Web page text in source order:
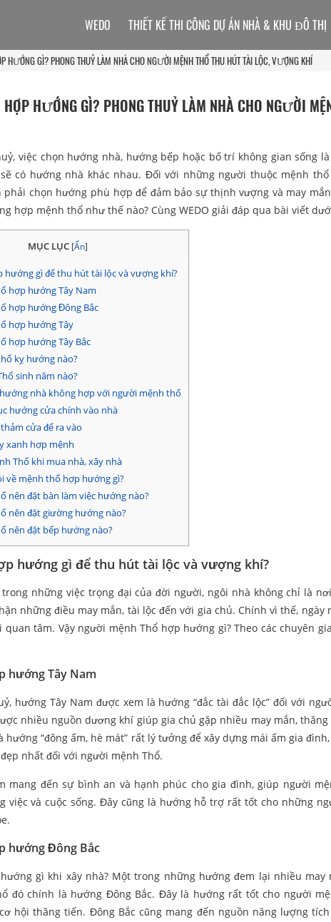
HƯỚNG GÌ? PHONG THUỶ LÀM NHÀ CHO NGƯỜI MỆNH THỔ THU HÚT TÀI LỘC, VƯỢNG KHÍ
HỢP HƯỚNG GÌ? PHONG THUỶ LÀM NHÀ CHO NGƯỜI
việc chọn hướng nhà, hướng bếp hoặc bố trí không gian sống
có hướng nhà khác nhau. Đối với những người thuộc mệnh
phải chọn hướng phù hợp để đảm bảo sự thịnh vượng và may
hợp mệnh thổ như thế nào? Cùng WEDO giải đáp qua bài viết
MỤC LỤC [Ẩn]
hướng gì để thu hút tài lộc và vượng khí?
hợp hướng Tây Nam
hợp hướng Đông Bắc
hợp hướng Tây
hợp hướng Tây Bắc
kỵ hướng nào?
sinh năm nào?
nhà không hợp với người mệnh thổ
hướng cửa chính vào nhà
cửa để ra vào
xanh hợp mệnh
Thổ khi mua nhà, xây nhà
về mệnh thổ hợp hướng gì?
nên đặt bàn làm việc hướng nào?
nên đặt giường hướng nào?
nên đặt bếp hướng nào?
hướng gì để thu hút tài lộc và vượng khí?
trong những việc trọng đại của đời người, ngôi nhà không chỉ là
những điều may mắn, tài lộc đến với gia chủ. Chính vì thế,
tâm. Vậy người mệnh Thổ hợp hướng gì? Theo các chuyên
hướng Tây Nam
hướng Tây Nam được xem là hướng “đắc tài đắc lộc” đối với
nhiều nguồn dương khí giúp gia chủ gặp nhiều may mắn,
hướng “đông ấm, hè mát” rất lý tưởng để xây dựng mái ấm gia
nhất đối với người mệnh Thổ.
mang đến sự bình an và hạnh phúc cho gia đình, giúp người
việc và cuộc sống. Đây cũng là hướng hỗ trợ rất tốt cho những
hướng Đông Bắc
gì khi xây nhà? Một trong những hướng đem lại nhiều may
đó chính là hướng Đông Bắc. Đây là hướng rất tốt cho người
hội thăng tiến. Đông Bắc cũng mang đến nguồn năng lượng
WEDO THIẾT KẾ THI CÔNG DỰ ÁN NHÀ & KHU ĐÔ THỊ